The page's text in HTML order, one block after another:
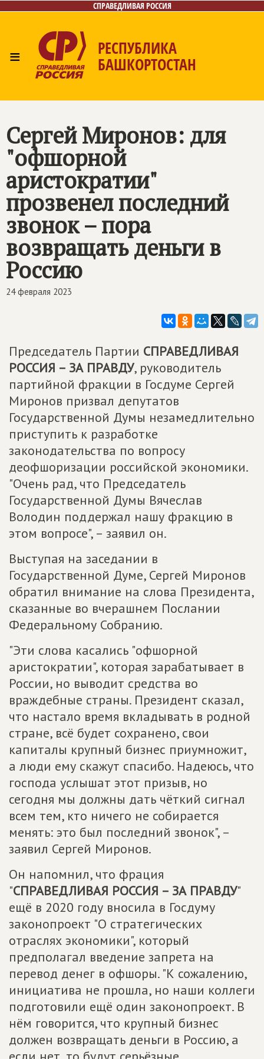
СПРАВЕДЛИВАЯ РОССИЯ
≡ РЕСПУБЛИКА
БАШКОРТОСТАН
Контакты
Сергей Миронов: для
"офшорной
аристократии"
прозвенел последний
звонок – пора
возвращать деньги в
Россию
24 февраля 2023
Председатель Партии СПРАВЕДЛИВАЯ
РОССИЯ – ЗА ПРАВДУ, руководитель
партийной фракции в Госдуме Сергей
Миронов призвал депутатов
Государственной Думы незамедлительно
приступить к разработке
законодательства по вопросу
деофшоризации российской экономики.
"Очень рад, что Председатель
Государственной Думы Вячеслав
Володин поддержал нашу фракцию в
этом вопросе", – заявил он.
Выступая на заседании в
Государственной Думе, Сергей Миронов
обратил внимание на слова Президента,
сказанные во вчерашнем Послании
Федеральному Собранию.
"Эти слова касались "офшорной
аристократии", которая зарабатывает в
России, но выводит средства во
враждебные страны. Президент сказал,
что настало время вкладывать в родной
стране, всё будет сохранено, свои
капиталы крупный бизнес приумножит,
а люди ему скажут спасибо. Надеюсь, что
господа услышат этот призыв, но
сегодня мы должны дать чёткий сигнал
всем тем, кто ничего не собирается
менять: это был последний звонок", –
заявил Сергей Миронов.
Он напомнил, что фрация
"СПРАВЕДЛИВАЯ РОССИЯ – ЗА ПРАВДУ"
ещё в 2020 году вносила в Госдуму
законопроект "О стратегических
отраслях экономики", который
предполагал введение запрета на
перевод денег в офшоры. "К сожалению,
инициатива не прошла, но наши коллеги
подготовили ещё один законопроект. В
нём говорится, что крупный бизнес
должен возвращать деньги в Россию, а